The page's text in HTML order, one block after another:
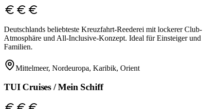
Deutschlands beliebteste Kreuzfahrt-Reederei mit lockerer Club-
Atmosphäre und All-Inclusive-Konzept. Ideal für Einsteiger und
Familien.
Mittelmeer, Nordeuropa, Karibik, Orient
TUI Cruises / Mein Schiff